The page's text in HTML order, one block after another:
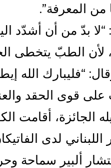
من المعرفة”.
بدّ من أن أشدّد
الطبّ يتخطى
“فليبارك الله
على قوى الحقد
الجائزة، أقامت
اللبناني لدى
ألبير سماحة